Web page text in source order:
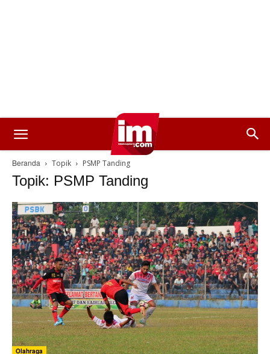
Beranda Topik PSMP Tanding
Topik: PSMP Tanding
Olahraga